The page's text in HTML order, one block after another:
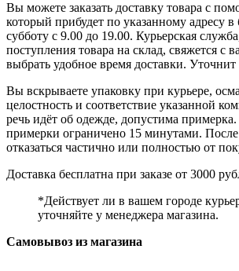
Вы можете заказать доставку товара с
который прибудет по указанному адресу в
субботу с 9.00 до 19.00. Курьерская
поступления товара на склад, свяжется с
выбрать удобное время доставки. Уточнит
Вы вскрываете упаковку при курьере,
целостность и соответствие указанной
речь идёт об одежде, допустима
примерки ограничено 15 минутами.
отказаться частично или полностью от
Доставка бесплатна при заказе от 3000
*Действует ли в вашем городе
уточняйте у менеджера магазина.
Самовывоз из магазина